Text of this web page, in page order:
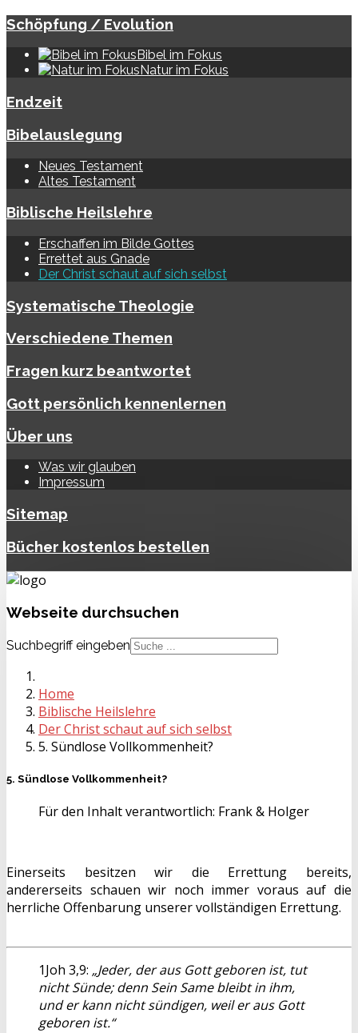
Schöpfung / Evolution
Bibel im Fokus
Natur im Fokus
Endzeit
Bibelauslegung
Neues Testament
Altes Testament
Biblische Heilslehre
Erschaffen im Bilde Gottes
Errettet aus Gnade
Der Christ schaut auf sich selbst
Systematische Theologie
Verschiedene Themen
Fragen kurz beantwortet
Gott persönlich kennenlernen
Über uns
Was wir glauben
Impressum
Sitemap
Bücher kostenlos bestellen
Webseite durchsuchen
Suchbegriff eingeben
Home
Biblische Heilslehre
Der Christ schaut auf sich selbst
5. Sündlose Vollkommenheit?
5. Sündlose Vollkommenheit?
Für den Inhalt verantwortlich: Frank & Holger
Einerseits besitzen wir die Errettung bereits,
andererseits schauen wir noch immer voraus auf die
herrliche Offenbarung unserer vollständigen Errettung.
1Joh 3,9: „Jeder, der aus Gott geboren ist, tut
nicht Sünde; denn Sein Same bleibt in ihm,
und er kann nicht sündigen, weil er aus Gott
geboren ist.“